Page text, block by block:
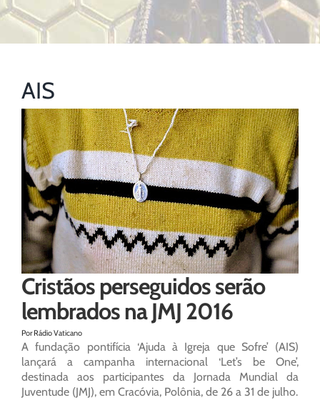
AIS
Cristãos perseguidos serão
lembrados na JMJ 2016
Por Rádio Vaticano
A fundação pontifícia ‘Ajuda à Igreja que Sofre’ (AIS)
lançará a campanha internacional ‘Let’s be One’,
destinada aos participantes da Jornada Mundial da
Juventude (JMJ), em Cracóvia, Polônia, de 26 a 31 de julho.